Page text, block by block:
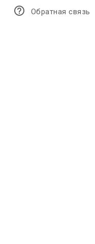
Обратная связь